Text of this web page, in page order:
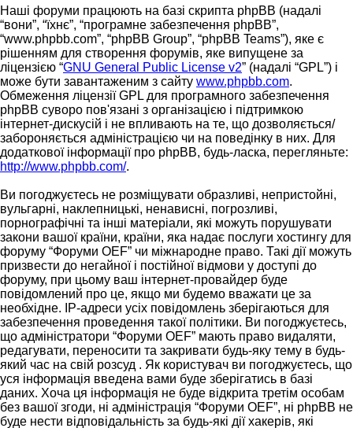
Наші форуми працюють на базі скрипта phpBB (надалі
“вони”, “їхнє”, “програмне забезпечення phpBB”,
“www.phpbb.com”, “phpBB Group”, “phpBB Teams”), яке є
рішенням для створення форумів, яке випущене за
ліцензією “GNU General Public License v2” (надалі “GPL”) і
може бути завантаженим з сайту www.phpbb.com.
Обмеження ліцензії GPL для програмного забезпечення
phpBB суворо пов'язані з організацією і підтримкою
інтернет-дискусій і не впливають на те, що дозволяється/
забороняється адміністрацією чи на поведінку в них. Для
додаткової інформації про phpBB, будь-ласка, перегляньте:
http://www.phpbb.com/.
Ви погоджуєтесь не розміщувати образливі, непристойні,
вульгарні, наклепницькі, ненависні, погрозливі,
порнографічні та інші матеріали, які можуть порушувати
закони вашої країни, країни, яка надає послуги хостингу для
форуму “Форуми OEF” чи міжнародне право. Такі дії можуть
призвести до негайної і постійної відмови у доступі до
форуму, при цьому ваш інтернет-провайдер буде
повідомлений про це, якщо ми будемо вважати це за
необхідне. IP-адреси усіх повідомлень зберігаються для
забезпечення проведення такої політики. Ви погоджуєтесь,
що адміністратори “Форуми OEF” мають право видаляти,
редагувати, переносити та закривати будь-яку тему в будь-
який час на свій розсуд . Як користувач ви погоджуєтесь, що
уся інформація введена вами буде зберігатись в базі
даних. Хоча ця інформація не буде відкрита третім особам
без вашої згоди, ні адміністрація “Форуми OEF”, ні phpBB не
буде нести відповідальність за будь-які дії хакерів, які